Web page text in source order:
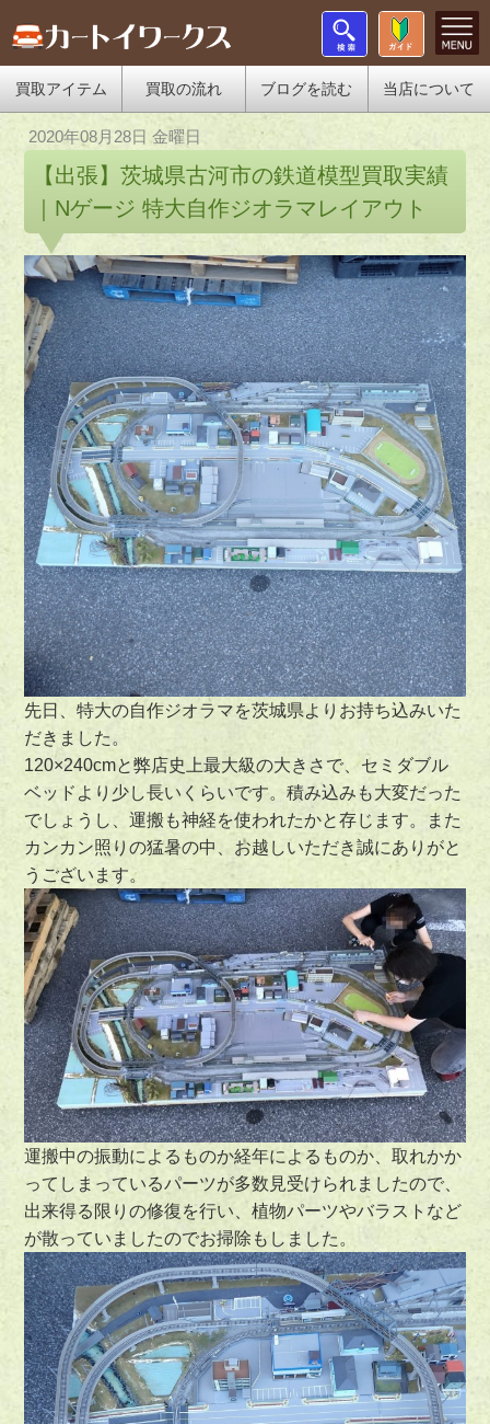
買取アイテム 買取の流れ ブログを読む 当店について
2020年08月28日 金曜日
【出張】茨城県古河市の鉄道模型買取実績
｜Nゲージ 特大自作ジオラマレイアウト
先日、特大の自作ジオラマを茨城県よりお持ち込みいた
だきました。
120×240cmと弊店史上最大級の大きさで、セミダブル
ベッドより少し長いくらいです。積み込みも大変だった
でしょうし、運搬も神経を使われたかと存じます。また
カンカン照りの猛暑の中、お越しいただき誠にありがと
うございます。
運搬中の振動によるものか経年によるものか、取れかか
ってしまっているパーツが多数見受けられましたので、
出来得る限りの修復を行い、植物パーツやバラストなど
が散っていましたのでお掃除もしました。